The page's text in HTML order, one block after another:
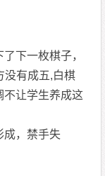
下一枚棋子，
没有成五,白棋
不让学生养成这
，禁手失